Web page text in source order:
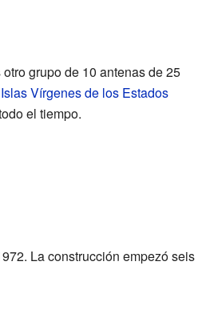
grupo de 10 antenas de 25
Islas Vírgenes de los Estados
el tiempo.
La construcción empezó seis